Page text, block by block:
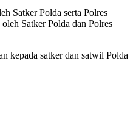
Satker Polda serta Polres
Satker Polda dan Polres
kepada satker dan satwil Polda